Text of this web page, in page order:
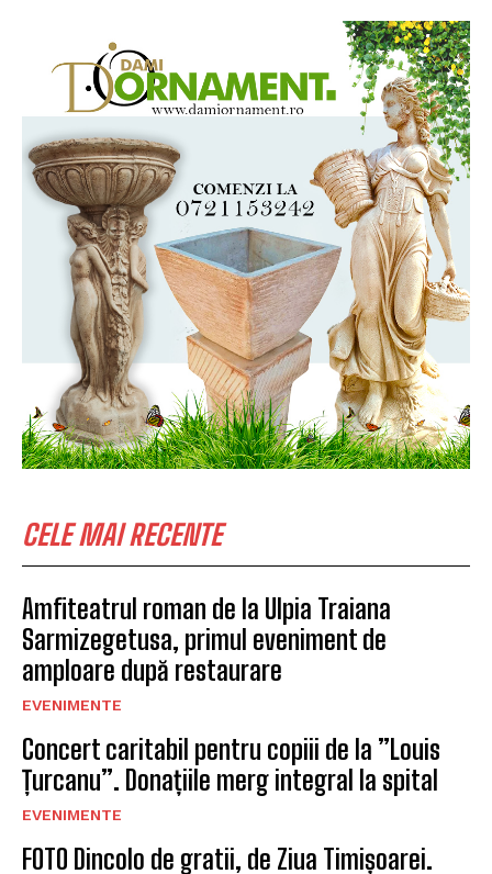
CELE MAI RECENTE
Amfiteatrul roman de la Ulpia Traiana
Sarmizegetusa, primul eveniment de
amploare după restaurare
EVENIMENTE
Concert caritabil pentru copiii de la ”Louis
Țurcanu”. Donațiile merg integral la spital
EVENIMENTE
FOTO Dincolo de gratii, de Ziua Timișoarei.